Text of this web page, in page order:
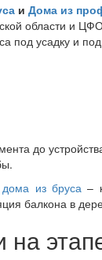
и Дома из
области и
под усадку и
до
дома из бруса–
балкона в